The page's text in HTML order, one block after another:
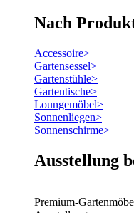
Nach
Accessoire>
Gartensessel>
Gartenstühle>
Gartentische>
Loungemöbel>
Sonnenliegen>
Sonnenschirme>
Ausstellung
Premium-